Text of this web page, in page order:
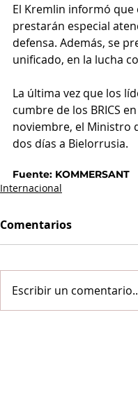
El Kremlin informó
prestarán especial
defensa. Además, se
unificado, en la lucha
La última vez que los
cumbre de los BRICS
noviembre, el Ministro
dos días a Bielorrusia.
Fuente: KOMMERSANT
Internacional
Comentarios
Escribir un